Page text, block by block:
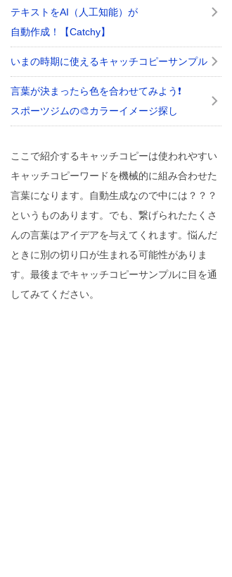
テキストをAI（人工知能）が
自動作成！【Catchy】
いまの時期に使えるキャッチコピーサンプル
言葉が決まったら色を合わせてみよう❗
スポーツジムの🎨カラーイメージ探し
ここで紹介するキャッチコピーは使われやすい
キャッチコピーワードを機械的に組み合わせた
言葉になります。自動生成なので中には？？？
というものあります。でも、繋げられたたくさ
んの言葉はアイデアを与えてくれます。悩んだ
ときに別の切り口が生まれる可能性がありま
す。最後までキャッチコピーサンプルに目を通
してみてください。